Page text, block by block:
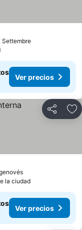
Settembre
Ver precios
Compartir
la ciudad
Ver precios